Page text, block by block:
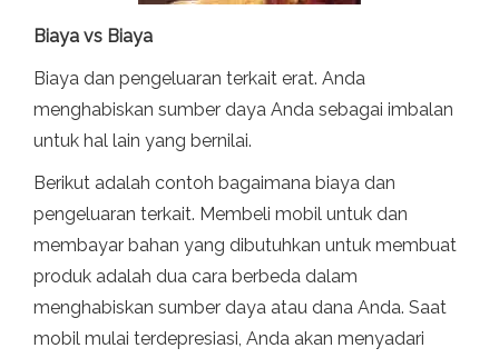
Biaya vs Biaya
Biaya dan pengeluaran terkait erat. Anda
menghabiskan sumber daya Anda sebagai imbalan
untuk hal lain yang bernilai.
Berikut adalah contoh bagaimana biaya dan
pengeluaran terkait. Membeli mobil untuk dan
membayar bahan yang dibutuhkan untuk membuat
produk adalah dua cara berbeda dalam
menghabiskan sumber daya atau dana Anda. Saat
mobil mulai terdepresiasi, Anda akan menyadari